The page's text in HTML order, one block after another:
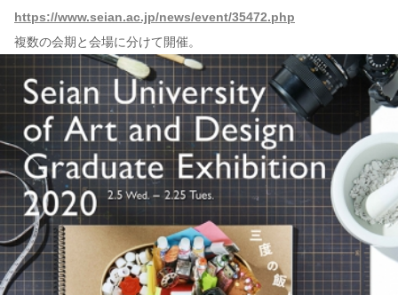
https://www.seian.ac.jp/news/event/35472.php
複数の会期と会場に分けて開催。